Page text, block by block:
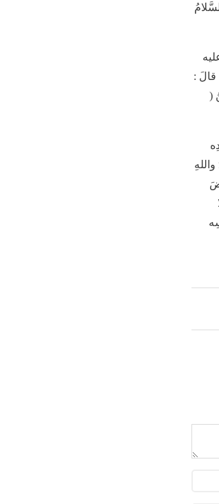
أبي جعفرٍ ( عليه
قالَ :
(
٣/ص ٥٤٢) بإسنادِه